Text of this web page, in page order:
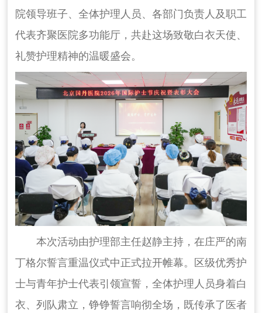
院领导班子、全体护理人员、各部门负责人及职工
代表齐聚医院多功能厅，共赴这场致敬白衣天使、
礼赞护理精神的温暖盛会。
本次活动由护理部主任赵静主持，在庄严的南
丁格尔誓言重温仪式中正式拉开帷幕。区级优秀护
士与青年护士代表引领宣誓，全体护理人员身着白
衣、列队肃立，铮铮誓言响彻全场，既传承了医者